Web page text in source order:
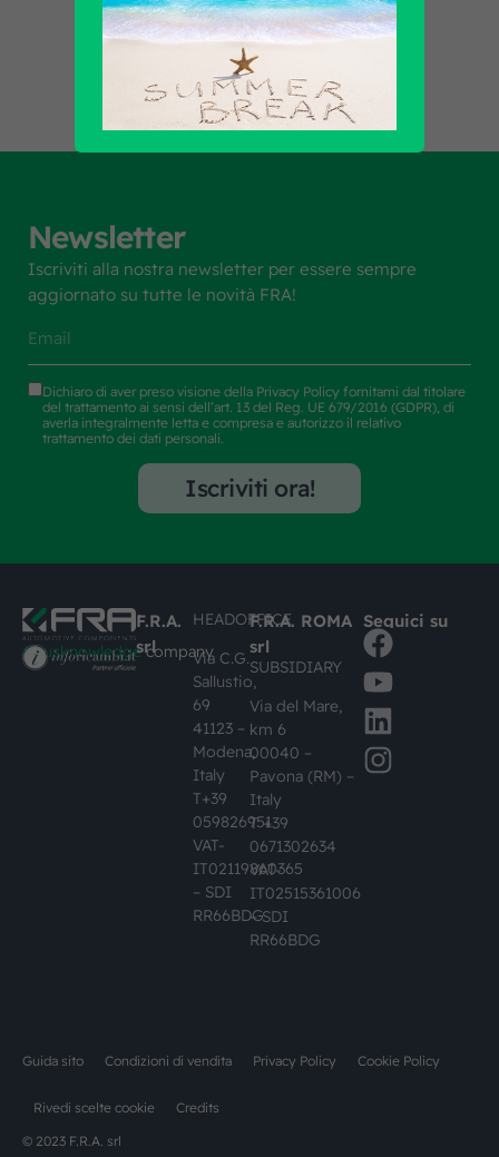
Scopri tutti i prodotti
Newsletter
Iscriviti alla nostra newsletter per essere sempre
aggiornato su tutte le novità FRA!
Dichiaro di aver preso visione della Privacy Policy fornitami dal titolare
del trattamento ai sensi dell’art. 13 del Reg. UE 679/2016 (GDPR), di
averla integralmente letta e compresa e autorizzo il relativo
trattamento dei dati personali.
Iscriviti ora!
#busknowledgecompany
F.R.A.
srl
HEADOFFICE
Via C.G.
Sallustio,
69
41123 –
Modena,
Italy
T+39
059826951
VAT-
IT02119860365
– SDI
RR66BDG
F.R.A. ROMA
srl
SUBSIDIARY
Via del Mare,
km 6
00040 –
Pavona (RM) –
Italy
T +39
0671302634
VAT-
IT02515361006
– SDI
RR66BDG
Seguici su
© 2023 F.R.A. srl
Guida sito Condizioni di vendita Privacy Policy Cookie Policy
Rivedi scelte cookie Credits